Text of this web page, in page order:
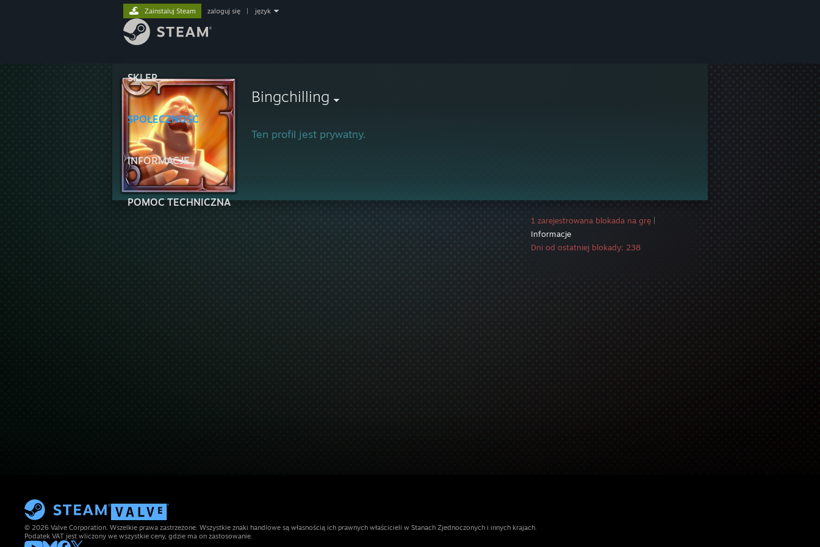
SKLEP
SPOŁECZNOŚĆ
INFORMACJE
POMOC TECHNICZNA
Zainstaluj Steam zaloguj się język
Bingchilling
Ten profil jest prywatny.
1 zarejestrowana blokada na grę
Informacje
Dni od ostatniej blokady: 238
© 2026 Valve Corporation. Wszelkie prawa zastrzeżone. Wszystkie znaki handlowe są własnością ich prawnych właścicieli w Stanach Zjednoczonych i innych krajach.
Podatek VAT jest wliczony we wszystkie ceny, gdzie ma on zastosowanie.